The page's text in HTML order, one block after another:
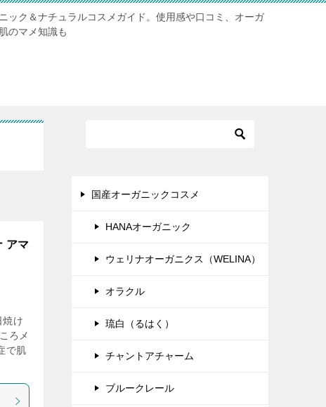
ック＆ナチュラルコスメガイド。使用感や口コミ、オーガ
のマメ知識も
アマ
焼け
ろメ
で肌
国産オーガニックコスメ
HANAオーガニック
ウェリナオーガニクス（WELINA）
オラクル
琉白（るはく）
チャントアチャーム
ブルークレール